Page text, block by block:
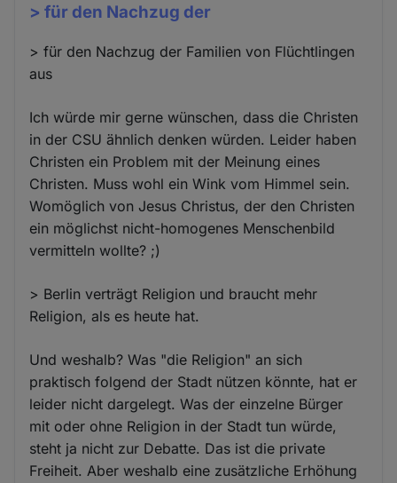
> für den Nachzug der
> für den Nachzug der Familien von Flüchtlingen
aus
Ich würde mir gerne wünschen, dass die Christen
in der CSU ähnlich denken würden. Leider haben
Christen ein Problem mit der Meinung eines
Christen. Muss wohl ein Wink vom Himmel sein.
Womöglich von Jesus Christus, der den Christen
ein möglichst nicht-homogenes Menschenbild
vermitteln wollte? ;)
> Berlin verträgt Religion und braucht mehr
Religion, als es heute hat.
Und weshalb? Was "die Religion" an sich
praktisch folgend der Stadt nützen könnte, hat er
leider nicht dargelegt. Was der einzelne Bürger
mit oder ohne Religion in der Stadt tun würde,
steht ja nicht zur Debatte. Das ist die private
Freiheit. Aber weshalb eine zusätzliche Erhöhung